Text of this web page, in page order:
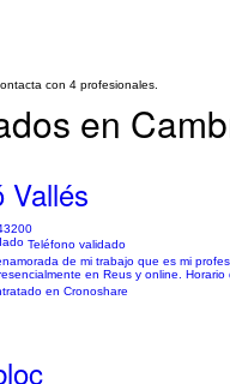
con 4 profesionales.
en
Vallés
Teléfono validado
de mi trabajo que es mi
en Reus y online.
en Cronoshare